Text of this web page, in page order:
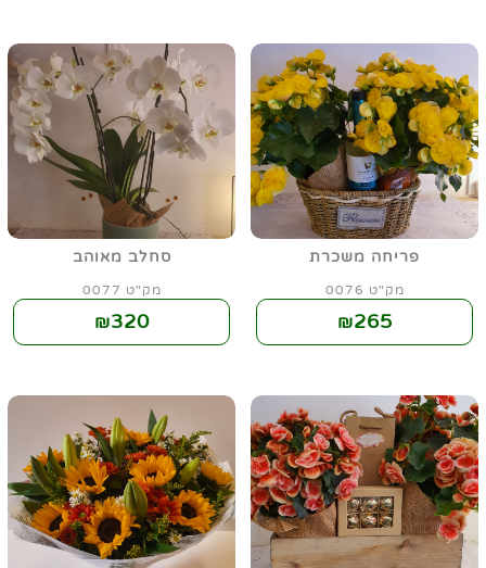
פריחה משכרת
מק"ט 0076
₪265
סחלב מאוהב
מק"ט 0077
₪320